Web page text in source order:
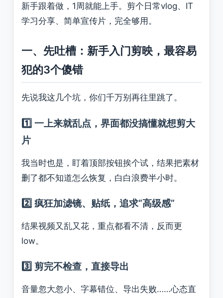
新手跟着做，1周就能上手。剪个日常vlog、IT
学习分享、简单宣传片，完全够用。
一、先吐槽：新手入门剪映，最容易
犯的3个傻错
先说我这几个坑，你们千万别再往里跳了。
1️⃣ 一上来就乱点，界面都没搞懂就想剪大
片
我当时也是，盯着顶部按钮挨个试，结果把素材
删了都不知道怎么恢复，白白浪费半小时。
2️⃣ 疯狂加滤镜、贴纸，追求“高级感”
结果视频又乱又花，重点都看不清，反而更
low。
3️⃣ 剪完不检查，直接导出
音量忽大忽小、字幕错位、导出失败……心态直